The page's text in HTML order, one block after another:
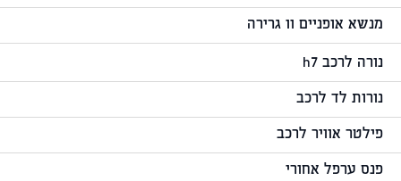
מנשא אופניים וו גרירה
נורה לרכב h7
נורות לד לרכב
פילטר אוויר לרכב
פנס ערפל אחורי